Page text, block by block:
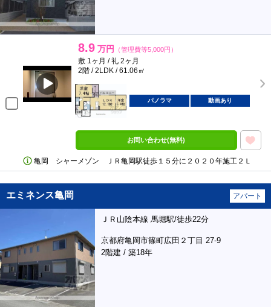
8.9 万円 （管理費等5,000円）
敷 1ヶ月 / 礼 2ヶ月
2階 / 2LDK / 61.06㎡
パノラマ 動画あり
お問い合わせ(無料)
亀岡 シャーメゾン ＪＲ亀岡駅徒歩１５分に２０２０年施工２Ｌ
エミネンス亀岡 アパート
ＪＲ山陰本線 馬堀駅/徒歩22分
京都府亀岡市篠町広田２丁目 27-9
2階建 / 築18年